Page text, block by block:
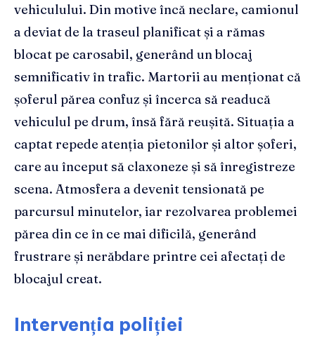
vehiculului. Din motive încă neclare, camionul
a deviat de la traseul planificat și a rămas
blocat pe carosabil, generând un blocaj
semnificativ în trafic. Martorii au menționat că
șoferul părea confuz și încerca să readucă
vehiculul pe drum, însă fără reușită. Situația a
captat repede atenția pietonilor și altor șoferi,
care au început să claxoneze și să înregistreze
scena. Atmosfera a devenit tensionată pe
parcursul minutelor, iar rezolvarea problemei
părea din ce în ce mai dificilă, generând
frustrare și nerăbdare printre cei afectați de
blocajul creat.
Intervenția poliției